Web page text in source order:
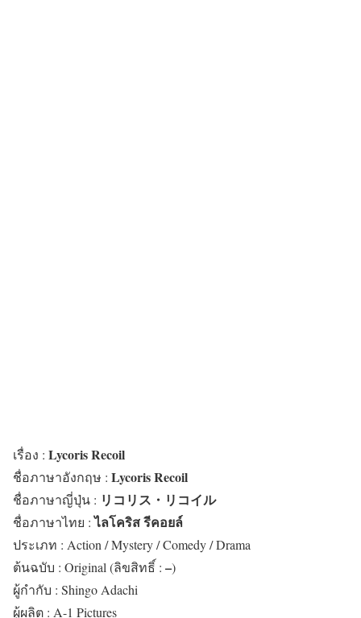
เรื่อง : Lycoris Recoil
ชื่อภาษาอังกฤษ : Lycoris Recoil
ชื่อภาษาญี่ปุ่น : リコリス・リコイル
ชื่อภาษาไทย :ไลโคริส รีคอยล์
ประเภท : Action / Mystery / Comedy / Drama
ต้นฉบับ : Original (ลิขสิทธิ์ : –)
ผู้กำกับ : Shingo Adachi
ผู้ผลิต : A-1 Pictures